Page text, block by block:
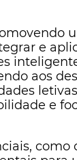
e
aos
e
como